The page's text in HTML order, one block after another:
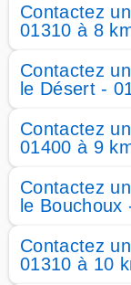
Contactez
01310 à 8
Contactez
le Désert -
Contactez
01400 à 9
Contactez
le
Contactez
01310 à 10